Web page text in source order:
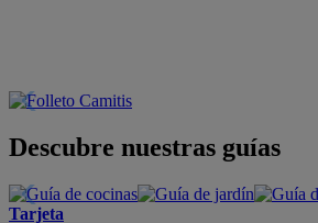
Descubre nuestras guías
Tarjeta